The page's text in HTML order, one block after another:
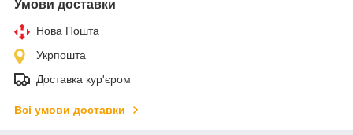
Умови доставки
Нова Пошта
Укрпошта
Доставка кур'єром
Всі умови доставки